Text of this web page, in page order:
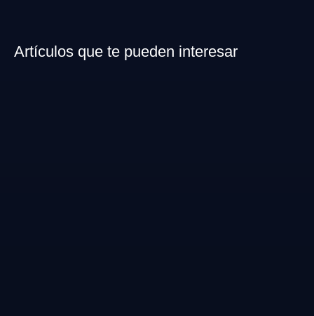
Artículos que te pueden interesar